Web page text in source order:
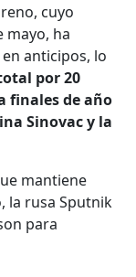
cuyo
mayo, ha
anticipos, lo
por 20
finales de año
Sinovac y la
mantiene
la rusa Sputnik
para